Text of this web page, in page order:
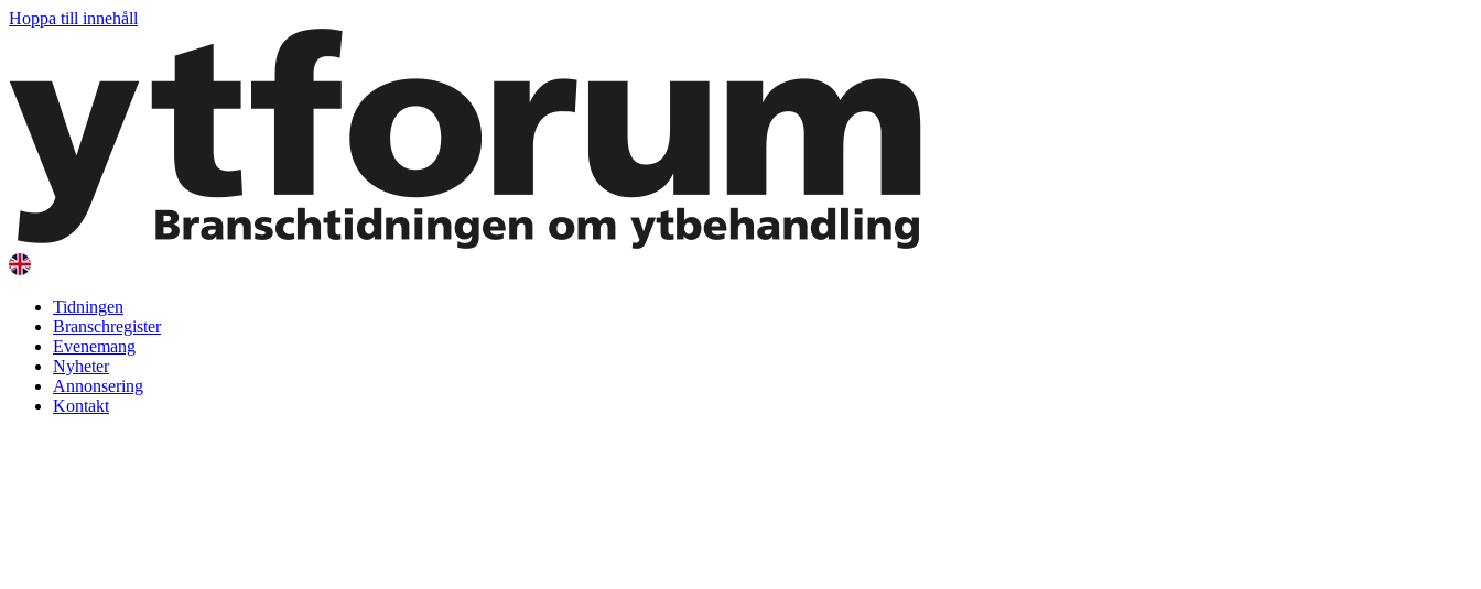
Hoppa till innehåll
Tidningen
Branschregister
Evenemang
Nyheter
Annonsering
Kontakt